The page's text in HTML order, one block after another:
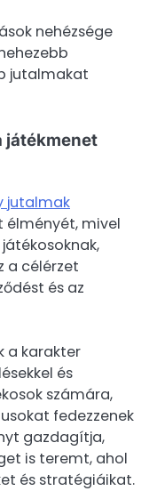
nehézsége
jutalmakat
játékmenet
jutalmak
élményét, mivel
a célérzet
és az
a karakter
és
számára,
fedezzenek
gazdagítja,
is teremt, ahol
és stratégiáikat.